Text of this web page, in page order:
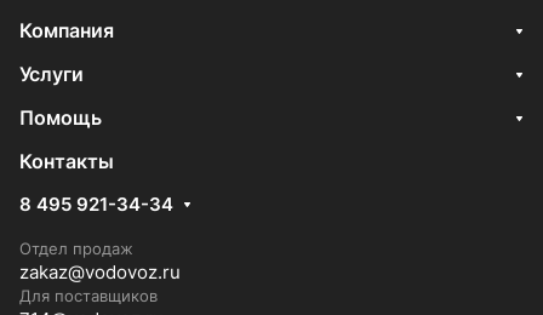
Компания
Услуги
Помощь
Контакты
8 495 921-34-34
Отдел продаж
zakaz@vodovoz.ru
Для поставщиков